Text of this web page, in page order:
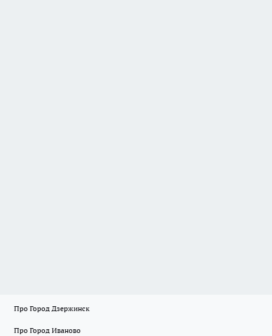
Про Город Дзержинск
Про Город Иваново